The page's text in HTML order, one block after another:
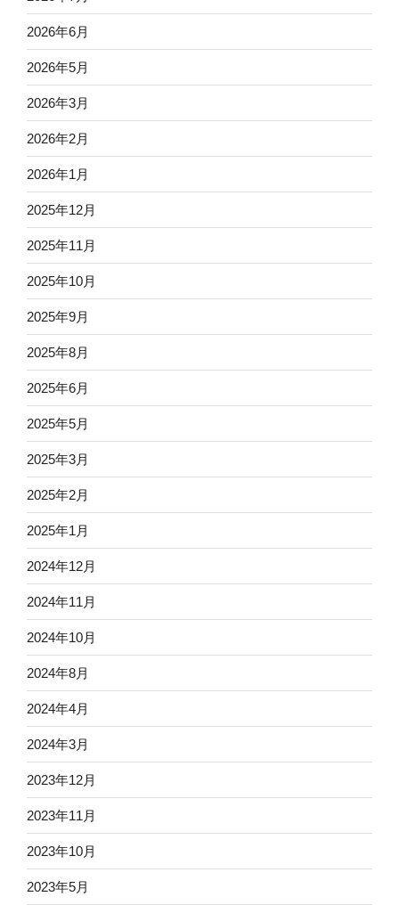
2026年6月
2026年5月
2026年3月
2026年2月
2026年1月
2025年12月
2025年11月
2025年10月
2025年9月
2025年8月
2025年6月
2025年5月
2025年3月
2025年2月
2025年1月
2024年12月
2024年11月
2024年10月
2024年8月
2024年4月
2024年3月
2023年12月
2023年11月
2023年10月
2023年5月